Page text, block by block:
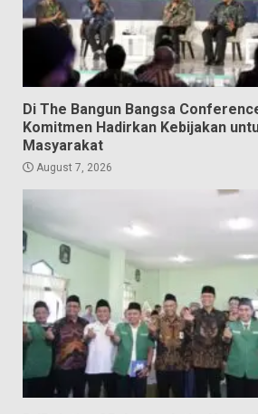
Di The Bangun Bangsa
Komitmen Hadirkan Kebijakan
Masyarakat
August 7, 2026